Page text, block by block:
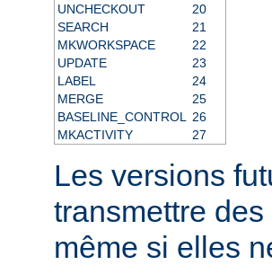
UNCHECKOUT
20
SEARCH
21
MKWORKSPACE
22
UPDATE
23
LABEL
24
MERGE
25
BASELINE_CONTROL
26
MKACTIVITY
27
Les versions
transmettre
même si elles